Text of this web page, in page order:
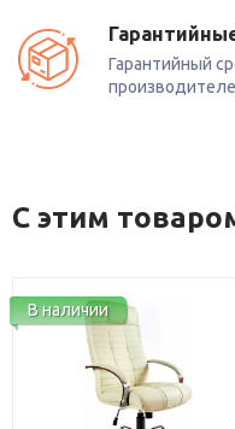
Гарантийный
С этим
В наличии